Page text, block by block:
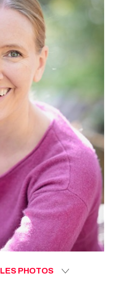
LES PHOTOS